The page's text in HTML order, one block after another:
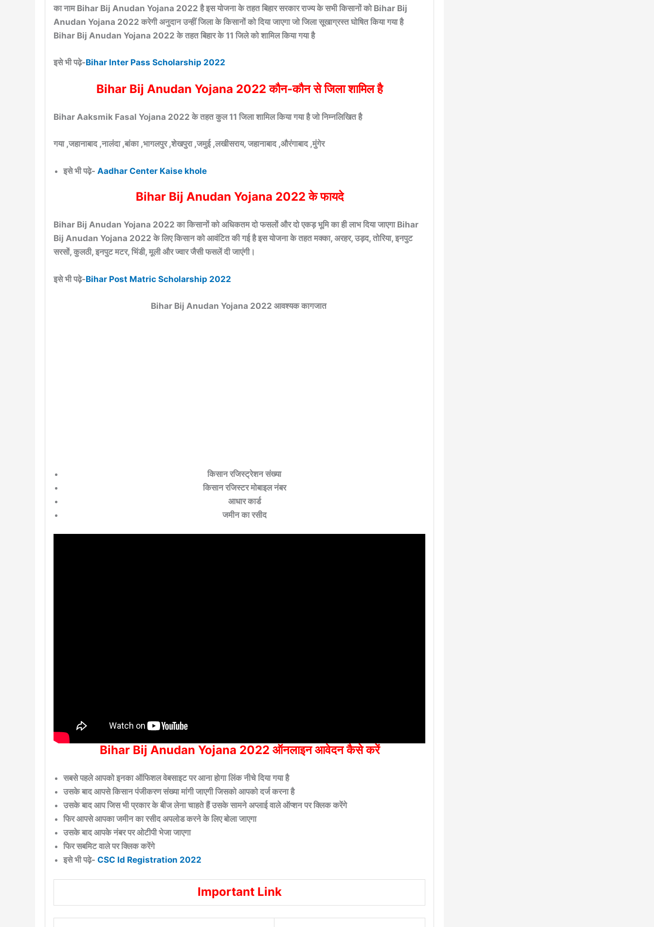
का नाम Bihar Bij Anudan Yojana 2022 है इस योजना के तहत बिहार सरकार राज्य के सभी किसानों को Bihar Bij
Anudan Yojana 2022 करेगी अनुदान उन्हीं जिला के किसानों को दिया जाएगा जो जिला सूखाग्रस्त घोषित किया गया है
Bihar Bij Anudan Yojana 2022 के तहत बिहार के 11 जिले को शामिल किया गया है
इसे भी पढ़े-Bihar Inter Pass Scholarship 2022
Bihar Bij Anudan Yojana 2022 कौन-कौन से जिला शामिल है
Bihar Aaksmik Fasal Yojana 2022 के तहत कुल 11 जिला शामिल किया गया है जो निम्नलिखित है
गया ,जहानाबाद ,नालंदा ,बांका ,भागलपुर ,शेखपुरा ,जमुई ,लखीसराय, जहानाबाद ,औरंगाबाद ,मुंगेर
इसे भी पढ़े- Aadhar Center Kaise khole
Bihar Bij Anudan Yojana 2022 के फायदे
Bihar Bij Anudan Yojana 2022 का किसानों को अधिकतम दो फसलों और दो एकड़ भूमि का ही लाभ दिया जाएगा Bihar
Bij Anudan Yojana 2022 के लिए किसान को आवंटित की गई है इस योजना के तहत मक्का, अरहर, उड़द, तोरिया, इनपुट
सरसों, कुलठी, इनपुट मटर, भिंडी, मूली और ज्वार जैसी फसलें दी जाएंगी।
इसे भी पढ़े-Bihar Post Matric Scholarship 2022
Bihar Bij Anudan Yojana 2022 आवश्यक कागजात
किसान रजिस्ट्रेशन संख्या
किसान रजिस्टर मोबाइल नंबर
आधार कार्ड
जमीन का रसीद
Bihar Bij Anudan Yojana 2022 ऑनलाइन आवेदन कैसे करें
सबसे पहले आपको इनका ऑफिशल वेबसाइट पर आना होगा लिंक नीचे दिया गया है
उसके बाद आपसे किसान पंजीकरण संख्या मांगी जाएगी जिसको आपको दर्ज करना है
उसके बाद आप जिस भी प्रकार के बीज लेना चाहते हैं उसके सामने अप्लाई वाले ऑप्शन पर क्लिक करेंगे
फिर आपसे आपका जमीन का रसीद अपलोड करने के लिए बोला जाएगा
उसके बाद आपके नंबर पर ओटीपी भेजा जाएगा
फिर सबमिट वाले पर क्लिक करेंगे
इसे भी पढ़े- CSC Id Registration 2022
Important Link